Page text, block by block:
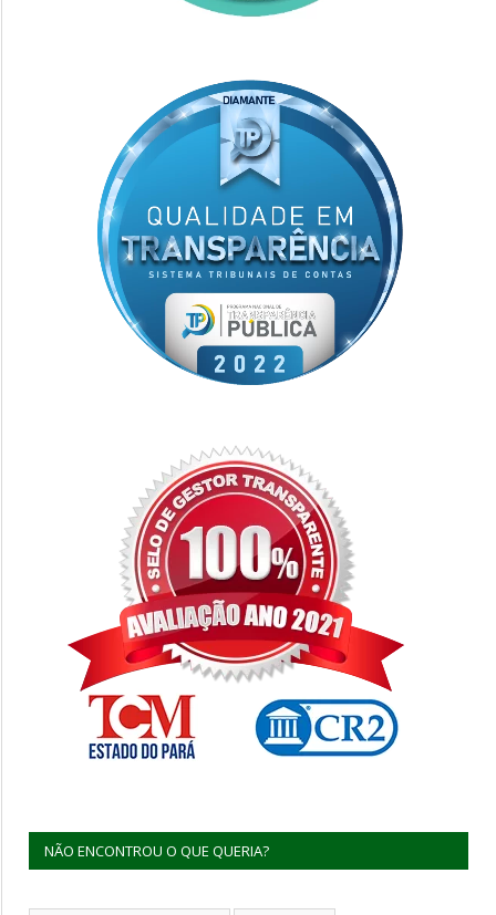
NÃO ENCONTROU O QUE QUERIA?